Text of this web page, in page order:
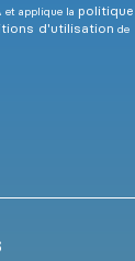
et applique la politique
d'utilisation de